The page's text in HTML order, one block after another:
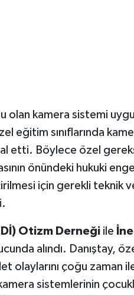
olan kamera sistemi
eğitim sınıflarında
etti. Böylece özel
önündeki hukuki
için gerekli teknik
Otizm Derneğiile
alındı. Danıştay,
olaylarını çoğu zaman
sistemlerinin